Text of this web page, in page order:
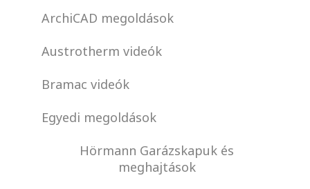
ArchiCAD megoldások
Austrotherm videók
Bramac videók
Egyedi megoldások
Hörmann Garázskapuk és
meghajtások